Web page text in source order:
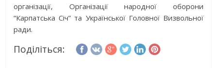
організації, Організації народної оборони
“Карпатська Січ” та Української Головної Визвольної
ради.
Поділіться: